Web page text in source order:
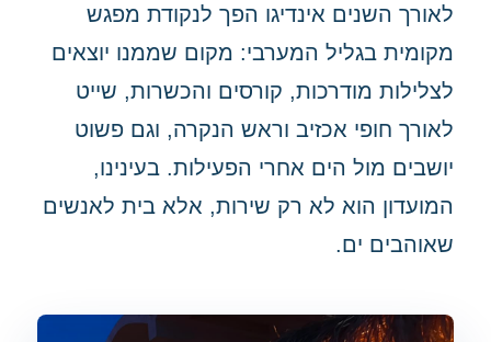
לאורך השנים אינדיגו הפך לנקודת מפגש
מקומית בגליל המערבי: מקום שממנו יוצאים
לצלילות מודרכות, קורסים והכשרות, שייט
לאורך חופי אכזיב וראש הנקרה, וגם פשוט
יושבים מול הים אחרי הפעילות. בעינינו,
המועדון הוא לא רק שירות, אלא בית לאנשים
שאוהבים ים.